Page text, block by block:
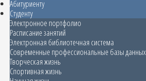
Абитуриенту
Студенту
Электронное портфолио
Расписание занятий
Электронная библиотечная система
Современные профессиональные базы данных
Творческая жизнь
Спортивная жизнь